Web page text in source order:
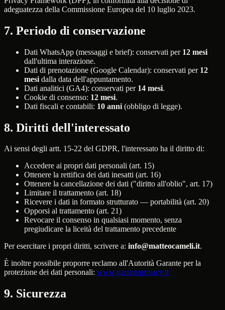
adeguatezza della Commissione Europea del 10 luglio 2023.
7. Periodo di conservazione
Dati WhatsApp (messaggi e brief): conservati per 12 mesi
dall'ultima interazione.
Dati di prenotazione (Google Calendar): conservati per 12
mesi dalla data dell'appuntamento.
Dati analitici (GA4): conservati per 14 mesi.
Cookie di consenso: 12 mesi.
Dati fiscali e contabili: 10 anni (obbligo di legge).
8. Diritti dell'interessato
Ai sensi degli artt. 15-22 del GDPR, l'interessato ha il diritto di:
Accedere ai propri dati personali (art. 15)
Ottenere la rettifica dei dati inesatti (art. 16)
Ottenere la cancellazione dei dati ("diritto all'oblio", art. 17)
Limitare il trattamento (art. 18)
Ricevere i dati in formato strutturato — portabilità (art. 20)
Opporsi al trattamento (art. 21)
Revocare il consenso in qualsiasi momento, senza
pregiudicare la liceità del trattamento precedente
Per esercitare i propri diritti, scrivere a: info@matteocameli.it.
È inoltre possibile proporre reclamo all'Autorità Garante per la
protezione dei dati personali: www.garanteprivacy.it
9. Sicurezza